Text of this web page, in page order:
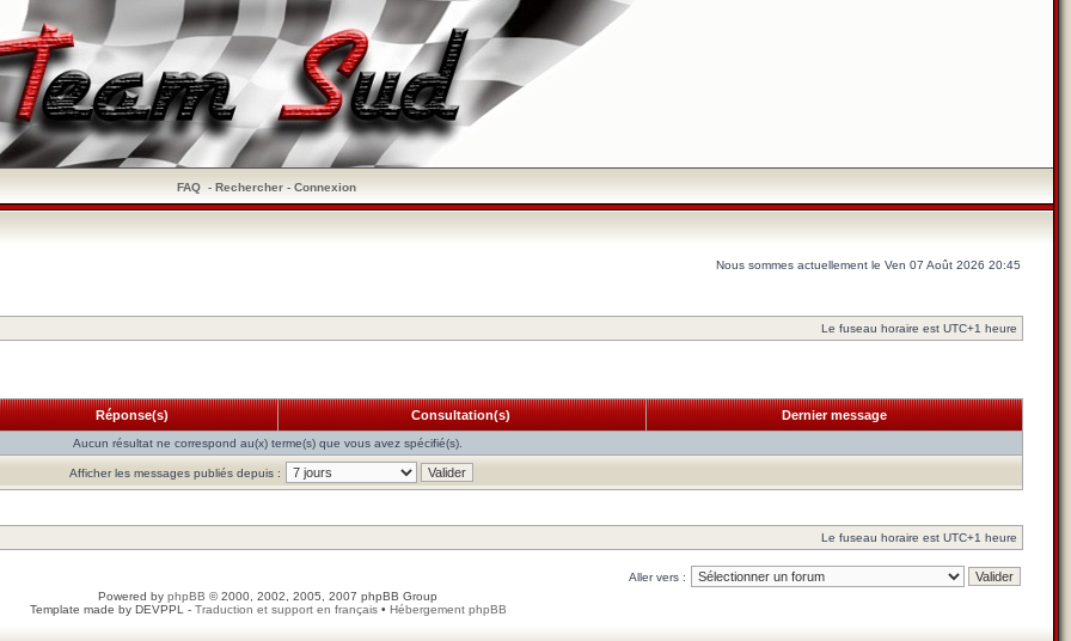
FAQ- Rechercher- Connexion
Nous sommes actuellement le Ven 07 Août 2026 20:45
Le fuseau horaire est UTC+1 heure
Réponse(s) Consultation(s) Dernier message
Aucun résultat ne correspond au(x) terme(s) que vous avez spécifié(s).
Afficher les messages publiés depuis :
Le fuseau horaire est UTC+1 heure
Aller vers :
Powered by phpBB © 2000, 2002, 2005, 2007 phpBB Group
Template made by DEVPPL - Traduction et support en français• Hébergement phpBB